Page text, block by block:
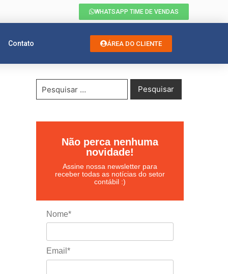
WHATSAPP TIME DE VENDAS
Contato ÁREA DO CLIENTE
Não perca nenhuma
novidade!
Assine nossa newsletter para
receber todas as notícias do setor
contábil :)
Nome*
Email*